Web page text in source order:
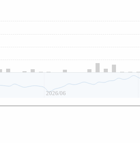
2026/06